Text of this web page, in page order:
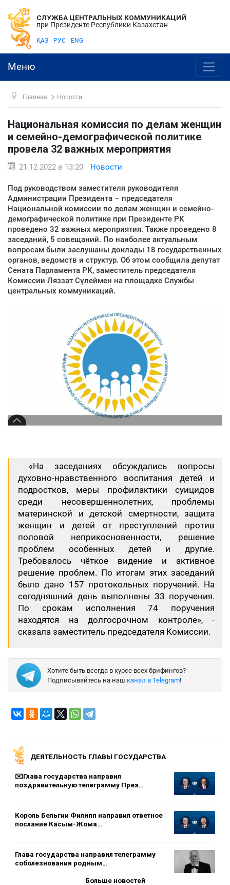
СЛУЖБА ЦЕНТРАЛЬНЫХ КОММУНИКАЦИЙ
при Президенте Республики Казахстан
ҚАЗ РУС ENG
Меню
Главная Новости
Национальная комиссия по делам женщин
и семейно-демографической политике
провела 32 важных мероприятия
21.12.2022 в 13:20 Новости
Под руководством заместителя руководителя
Администрации Президента – председателя
Национальной комиссии по делам женщин и семейно-
демографической политике при Президенте РК
проведено 32 важных мероприятия. Также проведено 8
заседаний, 5 совещаний. По наиболее актуальным
вопросам были заслушаны доклады 18 государственных
органов, ведомств и структур. Об этом сообщила депутат
Сената Парламента РК, заместитель председателя
Комиссии Ляззат Сүлеймен на площадке Службы
центральных коммуникаций.
«На заседаниях обсуждались вопросы
духовно-нравственного воспитания детей и
подростков, меры профилактики суицидов
среди несовершеннолетних, проблемы
материнской и детской смертности, защита
женщин и детей от преступлений против
половой неприкосновенности, решение
проблем особенных детей и другие.
Требовалось чёткое видение и активное
решение проблем. По итогам этих заседаний
было дано 157 протокольных поручений. На
сегодняшний день выполнены 33 поручения.
По срокам исполнения 74 поручения
находятся на долгосрочном контроле», -
сказала заместитель председателя Комиссии.
Хотите быть всегда в курсе всех брифингов?
Подписывайтесь на наш канал в Telegram!
ДЕЯТЕЛЬНОСТЬ ГЛАВЫ ГОСУДАРСТВА
✉️Глава государства направил
поздравительную телеграмму През…
Король Бельгии Филипп направил ответное
послание Касым-Жома…
Глава государства направил телеграмму
соболезнования родным…
Больше новостей